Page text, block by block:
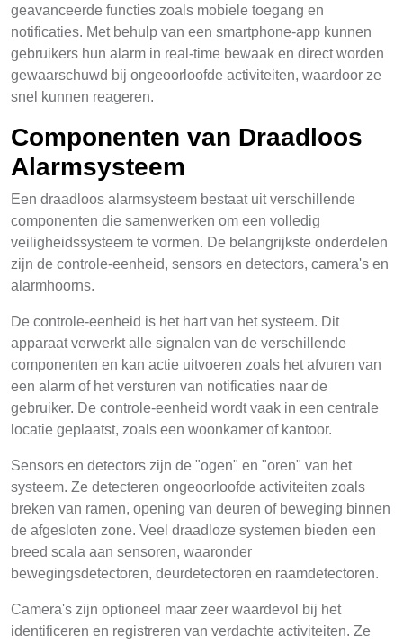
geavanceerde functies zoals mobiele toegang en
notificaties. Met behulp van een smartphone-app kunnen
gebruikers hun alarm in real-time bewaak en direct worden
gewaarschuwd bij ongeoorloofde activiteiten, waardoor ze
snel kunnen reageren.
Componenten van Draadloos
Alarmsysteem
Een draadloos alarmsysteem bestaat uit verschillende
componenten die samenwerken om een volledig
veiligheidssysteem te vormen. De belangrijkste onderdelen
zijn de controle-eenheid, sensors en detectors, camera's en
alarmhoorns.
De controle-eenheid is het hart van het systeem. Dit
apparaat verwerkt alle signalen van de verschillende
componenten en kan actie uitvoeren zoals het afvuren van
een alarm of het versturen van notificaties naar de
gebruiker. De controle-eenheid wordt vaak in een centrale
locatie geplaatst, zoals een woonkamer of kantoor.
Sensors en detectors zijn de "ogen" en "oren" van het
systeem. Ze detecteren ongeoorloofde activiteiten zoals
breken van ramen, opening van deuren of beweging binnen
de afgesloten zone. Veel draadloze systemen bieden een
breed scala aan sensoren, waaronder
bewegingsdetectoren, deurdetectoren en raamdetectoren.
Camera's zijn optioneel maar zeer waardevol bij het
identificeren en registreren van verdachte activiteiten. Ze